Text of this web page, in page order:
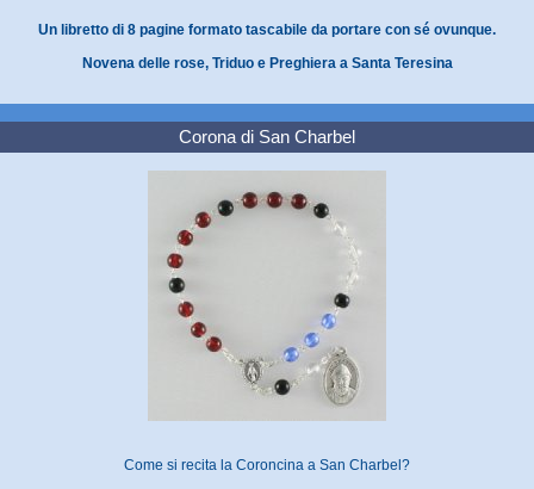
Un libretto di 8 pagine formato tascabile da portare con sé ovunque.
Novena delle rose, Triduo e Preghiera a Santa Teresina
Corona di San Charbel
Come si recita la Coroncina a San Charbel?